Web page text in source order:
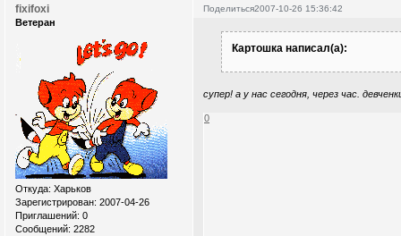
Поделиться2007-10-26 15:36:42
fixifoxi
Ветеран
Откуда: Xарьков
Зарегистрирован: 2007-04-26
Приглашений: 0
Сообщений: 2282
Картошка написал(а):
супер! а у нас сегодня, через час.
0